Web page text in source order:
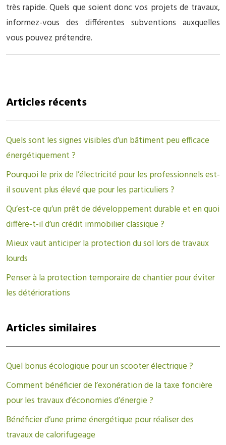
très rapide. Quels que soient donc vos projets de travaux,
informez-vous des différentes subventions auxquelles
vous pouvez prétendre.
Articles récents
Quels sont les signes visibles d’un bâtiment peu efficace
énergétiquement ?
Pourquoi le prix de l’électricité pour les professionnels est-
il souvent plus élevé que pour les particuliers ?
Qu’est‑ce qu’un prêt de développement durable et en quoi
diffère‑t‑il d’un crédit immobilier classique ?
Mieux vaut anticiper la protection du sol lors de travaux
lourds
Penser à la protection temporaire de chantier pour éviter
les détériorations
Articles similaires
Quel bonus écologique pour un scooter électrique ?
Comment bénéficier de l’exonération de la taxe foncière
pour les travaux d’économies d’énergie ?
Bénéficier d’une prime énergétique pour réaliser des
travaux de calorifugeage